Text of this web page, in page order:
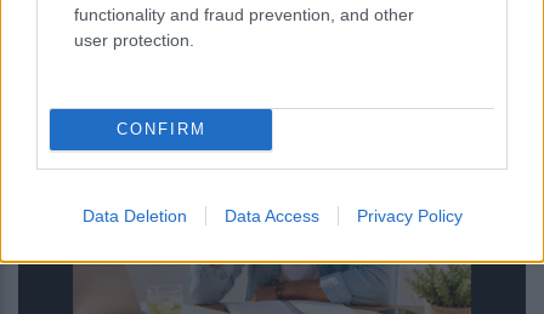
functionality and fraud prevention, and other
user protection.
CONFIRM
Data Deletion Data Access Privacy Policy